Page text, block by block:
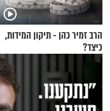
הרב זמיר כהן - תיקון המידות,
כיצד?